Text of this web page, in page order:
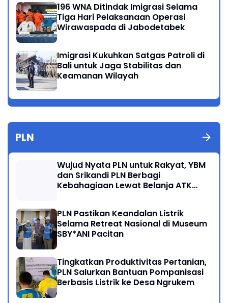
196 WNA Ditindak Imigrasi Selama
Tiga Hari Pelaksanaan Operasi
Wirawaspada di Jabodetabek
Imigrasi Kukuhkan Satgas Patroli di
Bali untuk Jaga Stabilitas dan
Keamanan Wilayah
PLN
Wujud Nyata PLN untuk Rakyat, YBM
dan Srikandi PLN Berbagi
Kebahagiaan Lewat Belanja ATK
PLN Pastikan Keandalan Listrik
Selama Retreat Nasional di Museum
SBY*ANI Pacitan
Tingkatkan Produktivitas Pertanian,
PLN Salurkan Bantuan Pompanisasi
Berbasis Listrik ke Desa Ngrukem